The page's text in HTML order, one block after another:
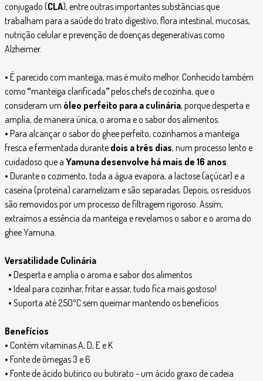
conjugado (CLA), entre outras importantes substâncias que
trabalham para a saúde do trato digestivo, flora intestinal, mucosas,
nutrição celular e prevenção de doenças degenerativas como
Alzheimer.
• É parecido com manteiga, mas é muito melhor. Conhecido também
como “manteiga clarificada”pelos chefs de cozinha, que o
consideram um óleo perfeito para a culinária, porque desperta e
amplia, de maneira única, o aroma e o sabor dos alimentos.
• Para alcançar o sabor do ghee perfeito, cozinhamos a manteiga
fresca e fermentada durante dois a três dias, num processo lento e
cuidadoso que a Yamuna desenvolve há mais de 16 anos.
• Durante o cozimento, toda a água evapora, a lactose (açúcar) e a
caseína (proteína) caramelizam e são separadas. Depois, os resíduos
são removidos por um processo de filtragem rigoroso. Assim,
extraímos a essência da manteiga e revelamos o sabor e o aroma do
ghee Yamuna.
Versatilidade Culinária
• Desperta e amplia o aroma e sabor dos alimentos
• Ideal para cozinhar, fritar e assar, tudo fica mais gostoso!
• Suporta até 250ºC sem queimar mantendo os benefícios
Benefícios
• Contém vitaminas A, D, E e K
• Fonte de ômegas 3 e 6
• Fonte de ácido butírico ou butirato - um ácido graxo de cadeia